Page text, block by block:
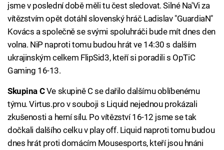
jsme v poslední době měli tu čest sledovat. Silné Na'Vi za
vítězstvím opět dotáhl slovenský hráč Ladislav "GuardiaN"
Kovács a společně se svými spoluhráči bude mít dnes den
volna. NiP naproti tomu budou hrát ve 14:30 s dalším
ukrajinským celkem FlipSid3, kteří si poradili s OpTiC
Gaming 16-13.
Skupina CVe skupině C se dařilo dalšímu oblíbenému
týmu. Virtus.pro v souboji s Liquid nejednou prokázali
zkušenosti a herní sílu. Po vítězství 16-12 jsme se tak
dočkali dalšího celku v play off. Liquid naproti tomu budou
dnes hrát proti domácím Mousesports, kteří jsou hnáni